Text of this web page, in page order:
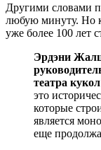
Другими словами
любую минуту. Но
уже более 100 лет
Эрдэни
театра
это
которые
является
еще